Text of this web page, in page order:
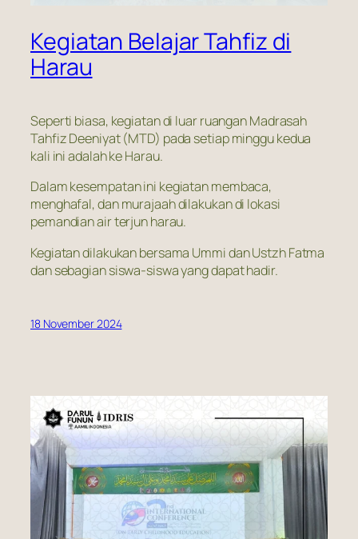
Kegiatan Belajar Tahfiz di
Harau
Seperti biasa, kegiatan di luar ruangan Madrasah
Tahfiz Deeniyat (MTD) pada setiap minggu kedua
kali ini adalah ke Harau.
Dalam kesempatan ini kegiatan membaca,
menghafal, dan murajaah dilakukan di lokasi
pemandian air terjun harau.
Kegiatan dilakukan bersama Ummi dan Ustzh Fatma
dan sebagian siswa-siswa yang dapat hadir.
18 November 2024